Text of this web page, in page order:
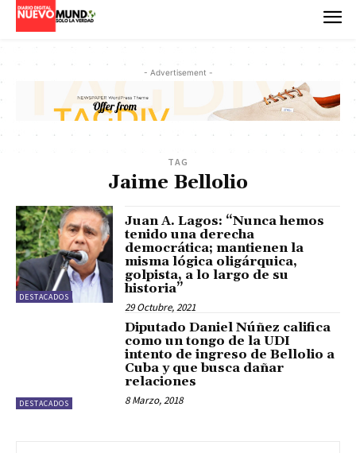
- Advertisement -
TAG
Jaime Bellolio
DESTACADOS
Juan A. Lagos: “Nunca hemos
tenido una derecha
democrática; mantienen la
misma lógica oligárquica,
golpista, a lo largo de su
historia”
29 Octubre, 2021
DESTACADOS
Diputado Daniel Núñez califica
como un tongo de la UDI
intento de ingreso de Bellolio a
Cuba y que busca dañar
relaciones
8 Marzo, 2018